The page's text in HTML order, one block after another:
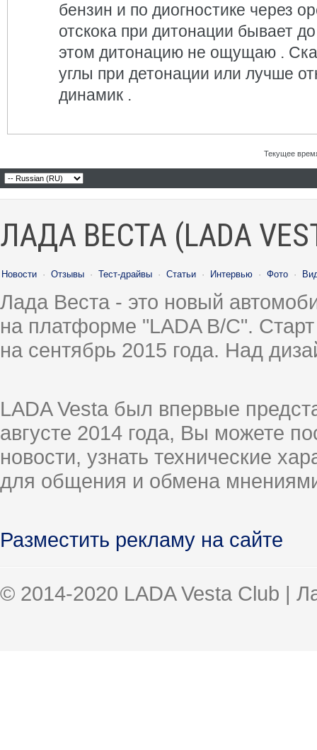
бензин и по диогностике через
отскока при дитонации бывает
этом дитонацию не ощущаю .
углы при детонации или лучше
динамик .
Текущее
ЛАДА ВЕСТА (LADA
Новости · Отзывы · Тест-драйвы · Статьи · Интервью · Фото ·
Лада Веста - это новый
на платформе "LADA B/C".
на сентябрь 2015 года. Над
LADA Vesta был впервые
августе 2014 года, Вы можете
новости, узнать технические
для общения и обмена
Разместить рекламу на сайте
© 2014-2020 LADA Vesta Club |